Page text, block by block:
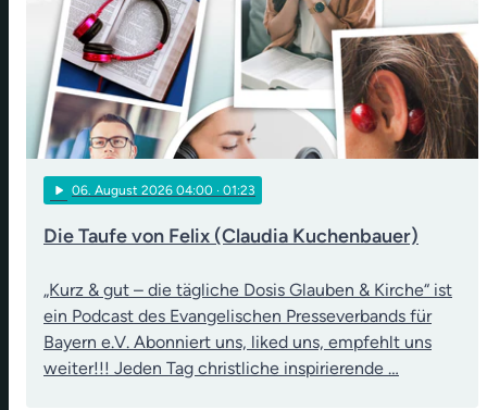
play_arrow 06. August 2026 04:00 · 01:23
Die Taufe von Felix (Claudia Kuchenbauer)
„Kurz & gut – die tägliche Dosis Glauben & Kirche“ ist
ein Podcast des Evangelischen Presseverbands für
Bayern e.V. Abonniert uns, liked uns, empfehlt uns
weiter!!! Jeden Tag christliche inspirierende …